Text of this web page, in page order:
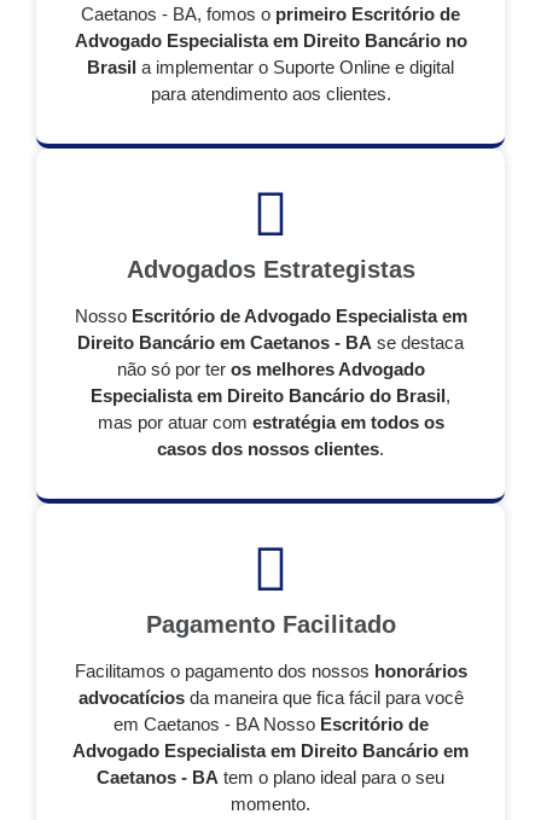
Caetanos - BA, fomos o primeiro Escritório de
Advogado Especialista em Direito Bancário no
Brasil a implementar o Suporte Online e digital
para atendimento aos clientes.
Advogados Estrategistas
Nosso Escritório de Advogado Especialista em
Direito Bancário em Caetanos - BA se destaca
não só por ter os melhores Advogado
Especialista em Direito Bancário do Brasil,
mas por atuar com estratégia em todos os
casos dos nossos clientes.
Pagamento Facilitado
Facilitamos o pagamento dos nossos honorários
advocatíciosda maneira que fica fácil para você
em Caetanos - BA Nosso Escritório de
Advogado Especialista em Direito Bancário em
Caetanos - BA tem o plano ideal para o seu
momento.